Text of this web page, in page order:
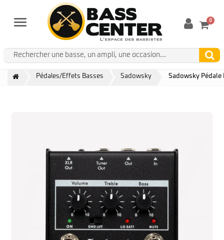
Menu 0
Pédales/Effets Basses Sadowsky Sadowsky Pédale